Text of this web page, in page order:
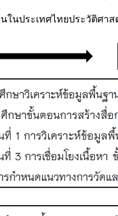
นในประเทศไทยประวัติศา